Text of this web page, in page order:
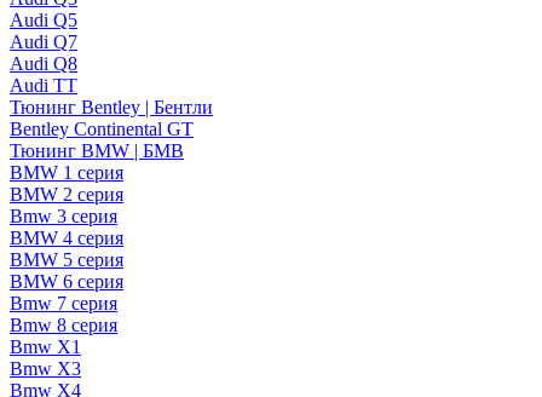
Audi Q5
Audi Q7
Audi Q8
Audi TT
Тюнинг Bentley | Бентли
Bentley Continental GT
Тюнинг BMW | БМВ
BMW 1 серия
BMW 2 серия
Bmw 3 серия
BMW 4 серия
BMW 5 серия
BMW 6 серия
Bmw 7 серия
Bmw 8 серия
Bmw X1
Bmw X3
Bmw X4